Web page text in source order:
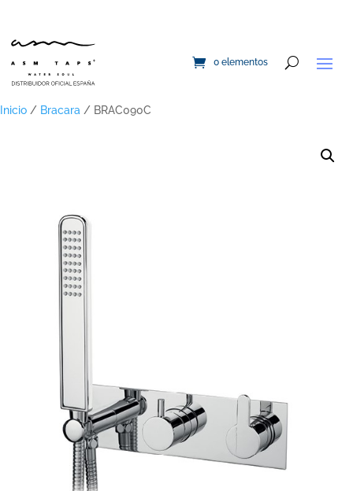
0 elementos
Inicio / Bracara / BRAC090C